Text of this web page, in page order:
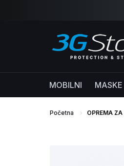
MOBILNI MASKE
Početna OPREMA